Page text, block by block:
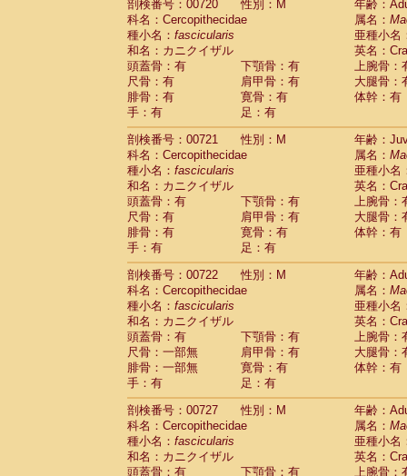
Cercopithecidae
(0)
Cercopithecidae Papio cynocephalus
Cercopithecidae Papio hamadryas(0)
CercopithecidaePapio papio
CercopithecidaePapio
CercopithecidaeMandrillus
CercopithecidaeMandrillus sphinx
CercopithecidaeTheropithecus
CercopithecidaeMacaca arctoides(1)
Cercopithecidae Macaca assamensis
Cercopithecidae
Macaca
CercopithecidaeMacaca cyclopis (6)
CercopithecidaeMacaca fascicularis
CercopithecidaeMacaca fuscaca
CercopithecidaeMacaca fuscata
CercopithecidaeMacaca fuscata
CercopithecidaeMacaca maura(1)
Cercopithecidae Macaca mulatta(45)
Cercopithecidae Macaca nemestrina(3)
Cercopithecidae Macaca nigra(1)
CercopithecidaeMacaca radiata(7)
CercopithecidaeMacaca silenus(0)
CercopithecidaeMacaca sinica (0)
CercopithecidaeMacaca sylvanus
CercopithecidaeMacaca thibetana (0)
Cercopithecidae Macaca tonkeana (0)
Cercopithecidae hybrid(1)
Cercopithecidae (0)
CercopithecidaeAllenopithecus
剖検番号：00720
性別：M
年齢：
科名：Cercopithecidae
属名：
種小名： fascicularis
亜種小名
和名：カニクイザル
英名：
頭蓋骨：有
下顎骨：有
上腕骨：
尺骨：有
肩甲骨：有
大腿骨：
腓骨：有
寛骨：有
体幹：有
手：有
足：有
剖検番号：00721
性別：M
年齢：
科名：Cercopithecidae
属名：
種小名： fascicularis
亜種小名
和名：カニクイザル
英名：
頭蓋骨：有
下顎骨：有
上腕骨：
尺骨：有
肩甲骨：有
大腿骨：
腓骨：有
寛骨：有
体幹：有
手：有
足：有
剖検番号：00722
性別：M
年齢：
科名：Cercopithecidae
属名：
種小名： fascicularis
亜種小名
和名：カニクイザル
英名：
頭蓋骨：有
下顎骨：有
上腕骨：
尺骨：一部無
肩甲骨：有
大腿骨：
腓骨：一部無
寛骨：有
体幹：有
手：有
足：有
剖検番号：00727
性別：M
年齢：
科名：Cercopithecidae
属名：
種小名： fascicularis
亜種小名
和名：カニクイザル
英名：
頭蓋骨：有
下顎骨：有
上腕骨：